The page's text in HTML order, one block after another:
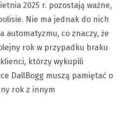
2025 r. pozostają ważne,
Nie ma jednak do nich
automatyzmu, co znaczy, że
rok w przypadku braku
którzy wykupili
DallBogg muszą pamiętać o
rok z innym